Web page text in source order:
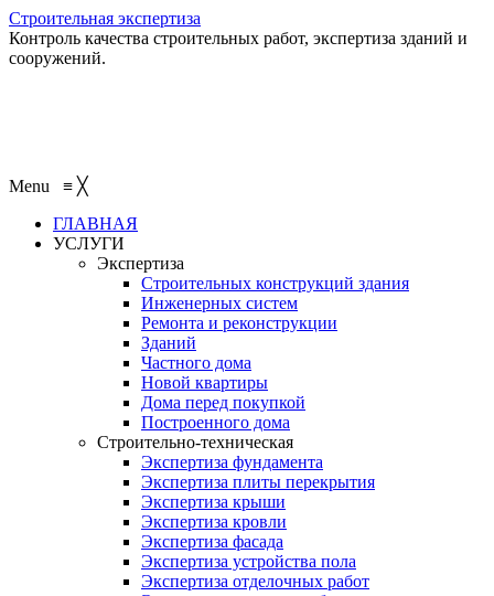
Строительная экспертиза
Контроль качества строительных работ, экспертиза зданий и
сооружений.
Menu ≡ ╳
ГЛАВНАЯ
УСЛУГИ
Экспертиза
Строительных конструкций здания
Инженерных систем
Ремонта и реконструкции
Зданий
Частного дома
Новой квартиры
Дома перед покупкой
Построенного дома
Строительно-техническая
Экспертиза фундамента
Экспертиза плиты перекрытия
Экспертиза крыши
Экспертиза кровли
Экспертиза фасада
Экспертиза устройства пола
Экспертиза отделочных работ